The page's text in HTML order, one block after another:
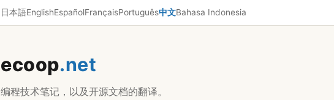
日本語EnglishEspañolFrançaisPortuguês中文Bahasa Indonesia
ecoop.net
编程技术笔记，以及开源文档的翻译。